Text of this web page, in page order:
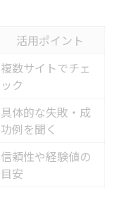
活用ポイント
複数サイトでチェ
ック
具体的な失敗・成
功例を聞く
信頼性や経験値の
目安